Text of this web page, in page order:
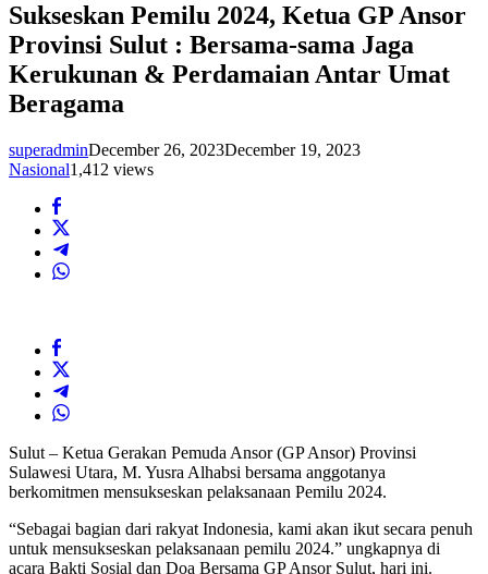
Sukseskan Pemilu 2024, Ketua GP Ansor
Provinsi Sulut : Bersama-sama Jaga
Kerukunan & Perdamaian Antar Umat
Beragama
superadminDecember 26, 2023December 19, 2023
Nasional1,412 views
Sulut – Ketua Gerakan Pemuda Ansor (GP Ansor) Provinsi
Sulawesi Utara, M. Yusra Alhabsi bersama anggotanya
berkomitmen mensukseskan pelaksanaan Pemilu 2024.
“Sebagai bagian dari rakyat Indonesia, kami akan ikut secara penuh
untuk mensukseskan pelaksanaan pemilu 2024.” ungkapnya di
acara Bakti Sosial dan Doa Bersama GP Ansor Sulut, hari ini.